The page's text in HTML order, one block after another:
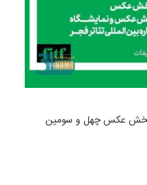
بخش عکس چهل و سومین